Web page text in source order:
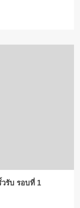
รับ รอบที่ 1